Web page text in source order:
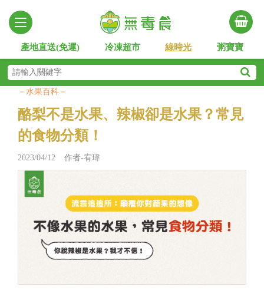
產地直送(免運) 冷凍超市 綠時光 粥寶寶
－水果百科－
酪梨不是水果、辣椒卻是水果？常見
的食物分類！
2023/04/12 作者-宥瑋